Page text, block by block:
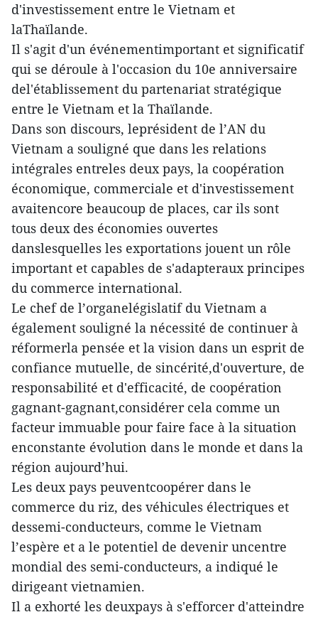
d'investissement entre le Vietnam et
laThaïlande.
Il s'agit d'un événementimportant et significatif
qui se déroule à l'occasion du 10e anniversaire
del'établissement du partenariat stratégique
entre le Vietnam et la Thaïlande.
Dans son discours, leprésident de l’AN du
Vietnam a souligné que dans les relations
intégrales entreles deux pays, la coopération
économique, commerciale et d'investissement
avaitencore beaucoup de places, car ils sont
tous deux des économies ouvertes
danslesquelles les exportations jouent un rôle
important et capables de s'adapteraux principes
du commerce international.
Le chef de l’organelégislatif du Vietnam a
également souligné la nécessité de continuer à
réformerla pensée et la vision dans un esprit de
confiance mutuelle, de sincérité,d'ouverture, de
responsabilité et d'efficacité, de coopération
gagnant-gagnant,considérer cela comme un
facteur immuable pour faire face à la situation
enconstante évolution dans le monde et dans la
région aujourd’hui.
Les deux pays peuventcoopérer dans le
commerce du riz, des véhicules électriques et
dessemi-conducteurs, comme le Vietnam
l’espère et a le potentiel de devenir uncentre
mondial des semi-conducteurs, a indiqué le
dirigeant vietnamien.
Il a exhorté les deuxpays à s'efforcer d'atteindre